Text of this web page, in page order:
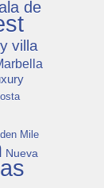
de
villa
Mile
Nueva